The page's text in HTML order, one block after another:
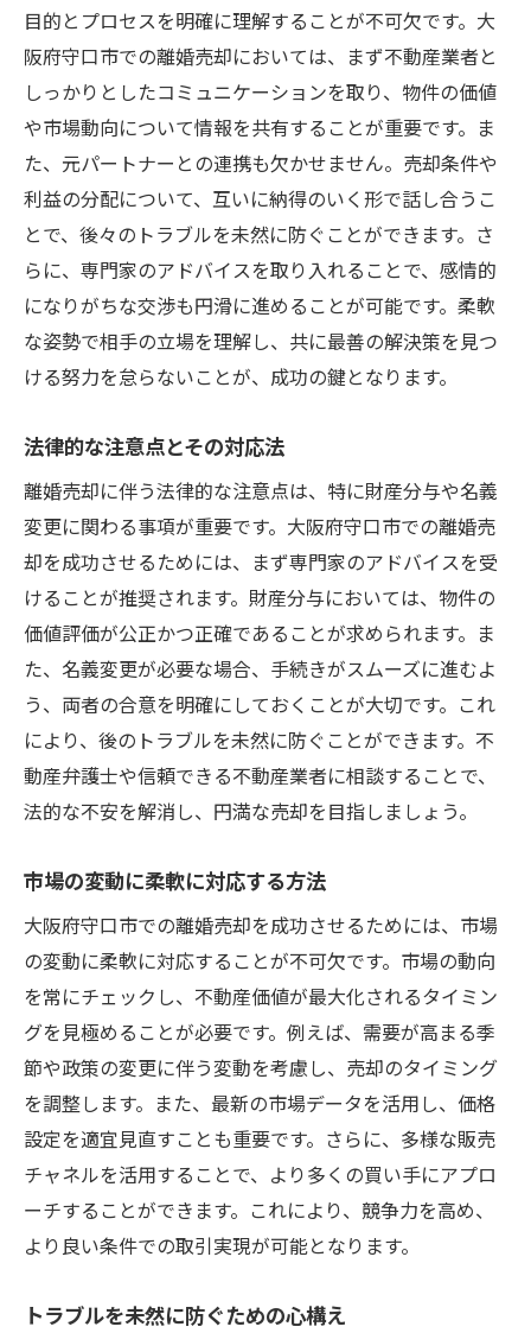
目的とプロセスを明確に理解することが不可欠です。大
阪府守口市での離婚売却においては、まず不動産業者と
しっかりとしたコミュニケーションを取り、物件の価値
や市場動向について情報を共有することが重要です。ま
た、元パートナーとの連携も欠かせません。売却条件や
利益の分配について、互いに納得のいく形で話し合うこ
とで、後々のトラブルを未然に防ぐことができます。さ
らに、専門家のアドバイスを取り入れることで、感情的
になりがちな交渉も円滑に進めることが可能です。柔軟
な姿勢で相手の立場を理解し、共に最善の解決策を見つ
ける努力を怠らないことが、成功の鍵となります。
法律的な注意点とその対応法
離婚売却に伴う法律的な注意点は、特に財産分与や名義
変更に関わる事項が重要です。大阪府守口市での離婚売
却を成功させるためには、まず専門家のアドバイスを受
けることが推奨されます。財産分与においては、物件の
価値評価が公正かつ正確であることが求められます。ま
た、名義変更が必要な場合、手続きがスムーズに進むよ
う、両者の合意を明確にしておくことが大切です。これ
により、後のトラブルを未然に防ぐことができます。不
動産弁護士や信頼できる不動産業者に相談することで、
法的な不安を解消し、円満な売却を目指しましょう。
市場の変動に柔軟に対応する方法
大阪府守口市での離婚売却を成功させるためには、市場
の変動に柔軟に対応することが不可欠です。市場の動向
を常にチェックし、不動産価値が最大化されるタイミン
グを見極めることが必要です。例えば、需要が高まる季
節や政策の変更に伴う変動を考慮し、売却のタイミング
を調整します。また、最新の市場データを活用し、価格
設定を適宜見直すことも重要です。さらに、多様な販売
チャネルを活用することで、より多くの買い手にアプロ
ーチすることができます。これにより、競争力を高め、
より良い条件での取引実現が可能となります。
トラブルを未然に防ぐための心構え